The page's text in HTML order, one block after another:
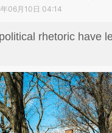
06月10日 04:14
rhetoric have